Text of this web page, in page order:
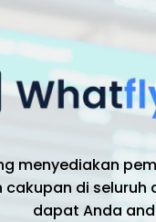
menyediakan
di
dapat Anda